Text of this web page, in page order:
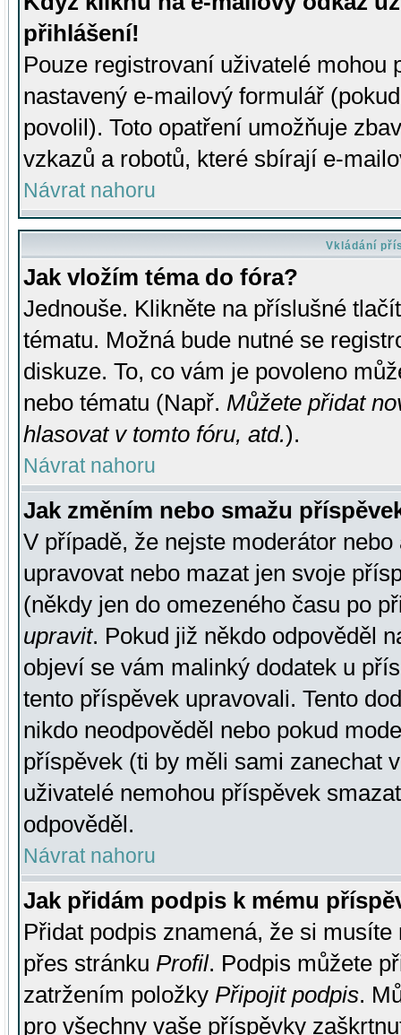
přihlášení!
Pouze registrovaní uživatelé mohou
nastavený e-mailový formulář
povolil). Toto opatření umožňuje
vzkazů a robotů, které sbírají e-
Návrat nahoru
Vkládání
Jak vložím téma do fóra?
Jednouše. Klikněte na příslušné
tématu. Možná bude nutné se
diskuze. To, co vám je povoleno
nebo tématu (Např. Můžete přidat
hlasovat v tomto fóru, atd.).
Návrat nahoru
Jak změním nebo smažu
V případě, že nejste moderátor
upravovat nebo mazat jen svoje
(někdy jen do omezeného času po
upravit. Pokud již někdo odpověděl
objeví se vám malinký dodatek u
tento příspěvek upravovali. Tento
nikdo neodpověděl nebo pokud
příspěvek (ti by měli sami zanechat
uživatelé nemohou příspěvek
odpověděl.
Návrat nahoru
Jak přidám podpis k mému
Přidat podpis znamená, že si
přes stránku Profil. Podpis můžete
zatržením položky Připojit podpis.
pro všechny vaše příspěvky